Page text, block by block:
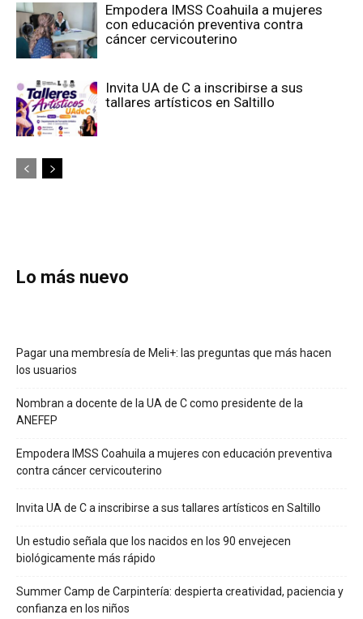
Empodera IMSS Coahuila a mujeres
con educación preventiva contra
cáncer cervicouterino
Invita UA de C a inscribirse a sus
tallares artísticos en Saltillo
Lo más nuevo
Pagar una membresía de Meli+: las preguntas que más hacen
los usuarios
Nombran a docente de la UA de C como presidente de la
ANEFEP
Empodera IMSS Coahuila a mujeres con educación preventiva
contra cáncer cervicouterino
Invita UA de C a inscribirse a sus tallares artísticos en Saltillo
Un estudio señala que los nacidos en los 90 envejecen
biológicamente más rápido
Summer Camp de Carpintería: despierta creatividad, paciencia y
confianza en los niños